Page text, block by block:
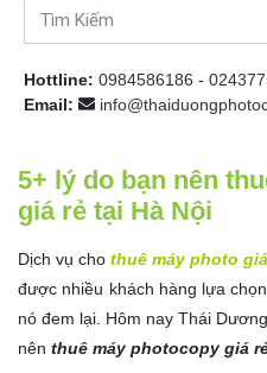
Hottline: 0984586186 -
Email:
5+ lý do bạn nên
giá rẻ tại Hà Nội
Dịch vụ cho thuê máy photo
được nhiều khách hàng lựa
nó đem lại. Hôm nay Thái
nên thuê máy photocopy giá